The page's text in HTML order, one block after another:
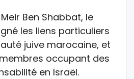
Ben Shabbat, le
les liens particuliers
juive marocaine, et
occupant des
en Israël.